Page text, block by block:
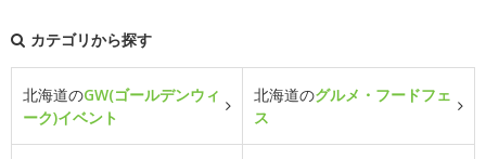
カテゴリから探す
北海道のGW(ゴールデンウィ
ーク)イベント
北海道のグルメ・フードフェ
ス